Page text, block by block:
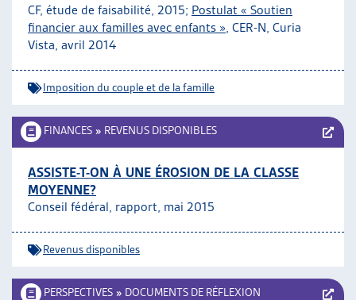
CF, étude de faisabilité, 2015; Postulat « Soutien
financier aux familles avec enfants », CER-N, Curia
Vista, avril 2014
Imposition du couple et de la famille
FINANCES » REVENUS DISPONIBLES
ASSISTE-T-ON À UNE ÉROSION DE LA CLASSE
MOYENNE?
Conseil fédéral, rapport, mai 2015
Revenus disponibles
PERSPECTIVES » DOCUMENTS DE RÉFLEXION